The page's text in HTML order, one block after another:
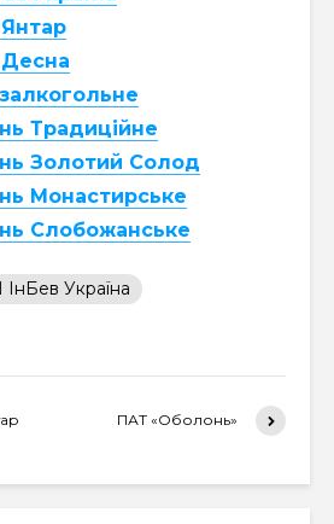
Традиційне
Золотий Солод
Монастирське
Слобожанське
Україна
ПАТ «Оболонь»